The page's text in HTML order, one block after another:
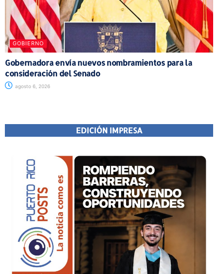
GOBIERNO
Gobernadora envía nuevos nombramientos para la
consideración del Senado
agosto 6, 2026
EDICIÓN IMPRESA